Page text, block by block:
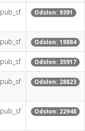
pub_sf Odsłon: 9391
pub_sf Odsłon: 19884
pub_sf Odsłon: 35917
pub_sf Odsłon: 28823
pub_sf Odsłon: 22948